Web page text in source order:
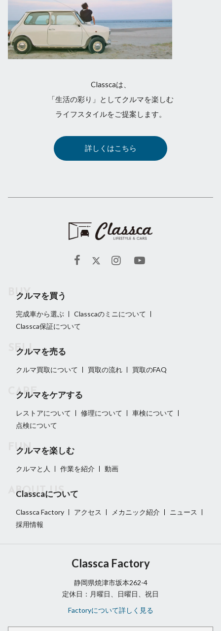
Classcaは、
「生活の彩り」としてクルマを楽しむ
ライフスタイルをご提案します。
詳しくはこちら
クルマを買う
完成車から選ぶ
Classcaのミニについて
Classca保証について
クルマを売る
クルマ買取について 買取の流れ 買取のFAQ
クルマをケアする
レストアについて 修理について
車検について
点検について
クルマを楽しむ
クルマと人 作業を紹介 動画
Classcaについて
Classca Factory アクセス メカニック紹介
ニュース
採用情報
Classca Factory
静岡県焼津市坂本262-4
定休日：月曜日、日曜日、祝日
Factoryについて詳しく見る